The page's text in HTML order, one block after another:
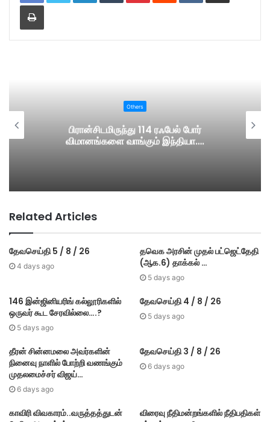
Print
Others
பிரான்சிடமிருந்து 114 ரஃபேல் போர்
விமானங்களை வாங்கும் இந்தியா….
Related Articles
தேவசெய்தி 5 / 8 / 26
4 days ago
தவெக அரசின் முதல் பட்​ஜெட்தேதி
(ஆக.6) தாக்​கல் …
5 days ago
146 இன்ஜினியரிங் கல்லூரிகளில்
ஒருவர் கூட சேரவில்லை….?
5 days ago
தேவசெய்தி 4 / 8 / 26
5 days ago
தீரன் சின்னமலை அவர்களின்
நினைவு நாளில் போற்றி வணங்கும்
முதலமைச்சர் விஜய்…
6 days ago
தேவசெய்தி 3 / 8 / 26
6 days ago
காவிரி விவகாரம்..வருத்தத்துடன்
விரைவு நீதிமன்றங்களில் நீதிபதிகள்